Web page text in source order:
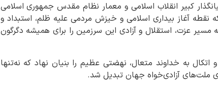
کبیر انقلاب اسلامی و معمار نظام مقدس جمهوری اسلامی
که نقطه آغاز بیداری اسلامی و خیزش مردمی علیه ظلم، استبداد و
مسیر عزت، استقلال و آزادی این سرزمین را برای همیشه دگرگون
اتکال به خداوند متعال، نهضتی عظیم را بنیان نهاد که نه‌تنها
ملت‌های آزادی‌خواه جهان تبدیل شد.